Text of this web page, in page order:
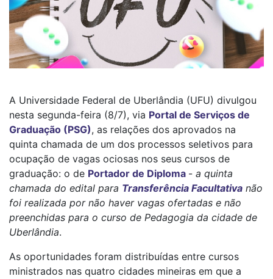
A Universidade Federal de Uberlândia (UFU) divulgou
nesta segunda-feira (8/7), via Portal de Serviços de
Graduação (PSG), as relações dos aprovados na
quinta chamada de um dos processos seletivos para
ocupação de vagas ociosas nos seus cursos de
graduação: o de Portador de Diploma - a quinta
chamada do edital para Transferência Facultativa não
foi realizada por não haver vagas ofertadas e não
preenchidas para o curso de Pedagogia da cidade de
Uberlândia.
As oportunidades foram distribuídas entre cursos
ministrados nas quatro cidades mineiras em que a